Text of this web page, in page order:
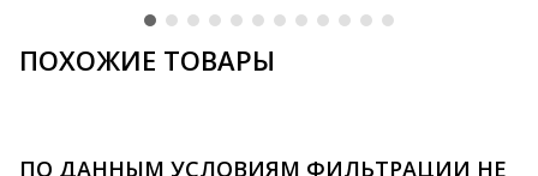
ПОХОЖИЕ ТОВАРЫ
ПО ДАННЫМ УСЛОВИЯМ ФИЛЬТРАЦИИ НЕ